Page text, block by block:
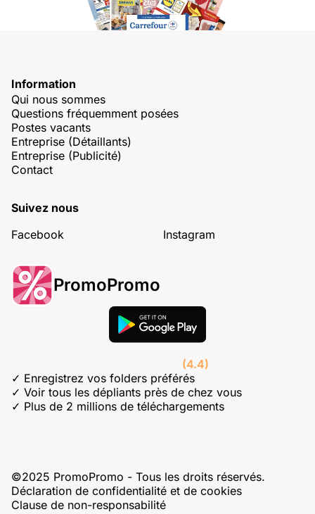
Information
Qui nous sommes
Questions fréquemment posées
Postes vacants
Entreprise (Détaillants)
Entreprise (Publicité)
Contact
Suivez nous
Facebook
Instagram
PromoPromo
(4.4)
✓ Enregistrez vos folders préférés
✓ Voir tous les dépliants près de chez vous
✓ Plus de 2 millions de téléchargements
©2025 PromoPromo - Tous les droits réservés.
Déclaration de confidentialité et de cookies
Clause de non-responsabilité